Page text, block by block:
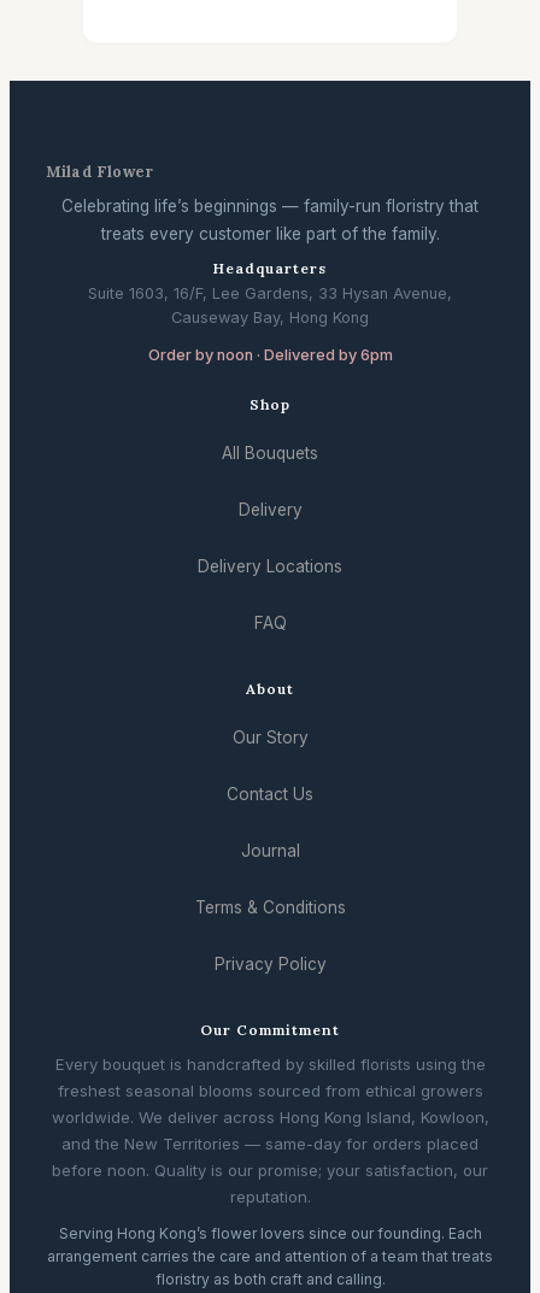
Milad Flower
Celebrating life’s beginnings — family-run floristry that
treats every customer like part of the family.
Headquarters
Suite 1603, 16/F, Lee Gardens, 33 Hysan Avenue,
Causeway Bay, Hong Kong
Order by noon · Delivered by 6pm
Shop
All Bouquets
Delivery
Delivery Locations
FAQ
About
Our Story
Contact Us
Journal
Terms & Conditions
Privacy Policy
Our Commitment
Every bouquet is handcrafted by skilled florists using the
freshest seasonal blooms sourced from ethical growers
worldwide. We deliver across Hong Kong Island, Kowloon,
and the New Territories — same-day for orders placed
before noon. Quality is our promise; your satisfaction, our
reputation.
Serving Hong Kong’s flower lovers since our founding. Each
arrangement carries the care and attention of a team that treats
floristry as both craft and calling.